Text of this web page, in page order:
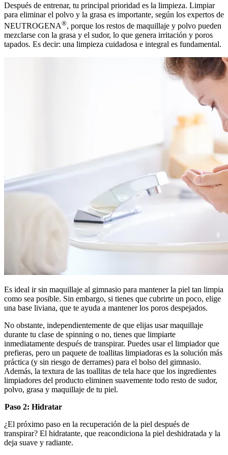
Después de entrenar, tu principal prioridad es la limpieza. Limpiar
para eliminar el polvo y la grasa es importante, según los expertos de
NEUTROGENA®, porque los restos de maquillaje y polvo pueden
mezclarse con la grasa y el sudor, lo que genera irritación y poros
tapados. Es decir: una limpieza cuidadosa e integral es fundamental.
Es ideal ir sin maquillaje al gimnasio para mantener la piel tan limpia
como sea posible. Sin embargo, si tienes que cubrirte un poco, elige
una base liviana, que te ayuda a mantener los poros despejados.
No obstante, independientemente de que elijas usar maquillaje
durante tu clase de spinning o no, tienes que limpiarte
inmediatamente después de transpirar. Puedes usar el limpiador que
prefieras, pero un paquete de toallitas limpiadoras es la solución más
práctica (y sin riesgo de derrames) para el bolso del gimnasio.
Además, la textura de las toallitas de tela hace que los ingredientes
limpiadores del producto eliminen suavemente todo resto de sudor,
polvo, grasa y maquillaje de tu piel.
Paso 2: Hidratar
¿El próximo paso en la recuperación de la piel después de
transpirar? El hidratante, que reacondiciona la piel deshidratada y la
deja suave y radiante.